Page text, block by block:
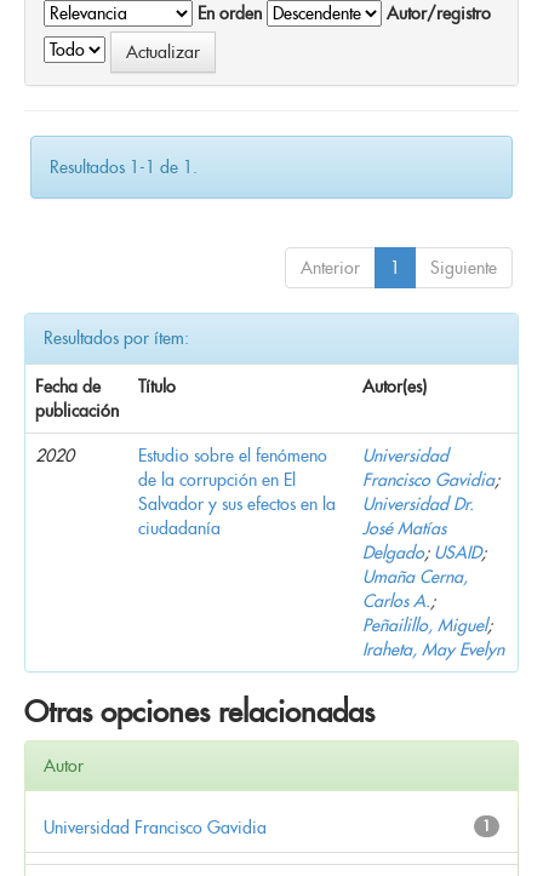
En orden
Autor/registro
Resultados 1-1 de 1.
Anterior 1 Siguiente
Resultados por ítem:
Fecha de
publicación
Título Autor(es)
2020
Estudio sobre el fenómeno
de la corrupción en El
Salvador y sus efectos en la
ciudadanía
Universidad
Francisco Gavidia;
Universidad Dr.
José Matías
Delgado; USAID;
Umaña Cerna,
Carlos A.;
Peñailillo, Miguel;
Iraheta, May Evelyn
Otras opciones relacionadas
Autor
1
Universidad Francisco Gavidia